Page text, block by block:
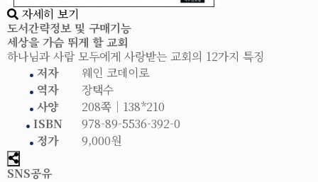
자세히 보기
도서간략정보 및 구매기능
세상을 가슴 뛰게 할 교회
하나님과 사람 모두에게 사랑받는 교회의 12가지 특징
저자
웨인 코데이로
역자
장택수
사양
208쪽│138*210
ISBN
978-89-5536-392-0
정가
9,000원
SNS공유